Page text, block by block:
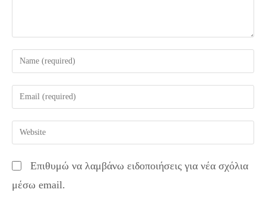
Enter
your
name
comment
Enter
your
email
address
comment
Enter
your
URL
(optional)
Επιθυμώ να λαμβάνω ειδοποιήσεις για νέα σχόλια
μέσω email.